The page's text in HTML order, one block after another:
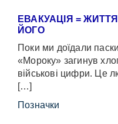
ЕВАКУАЦІЯ =
ЙОГО
Поки ми доїдали
«Мороку» загинув
військові цифри. Це
[…]
Позначки